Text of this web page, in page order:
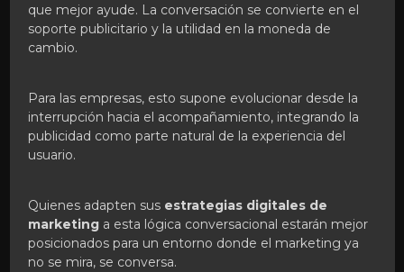
que mejor ayude. La conversación se convierte en el
soporte publicitario y la utilidad en la moneda de
cambio.
Para las empresas, esto supone evolucionar desde la
interrupción hacia el acompañamiento, integrando la
publicidad como parte natural de la experiencia del
usuario.
Quienes adapten sus estrategias digitales de
marketinga esta lógica conversacional estarán mejor
posicionados para un entorno donde el marketing ya
no se mira, se conversa.